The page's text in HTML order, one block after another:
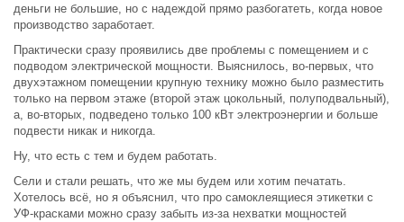
деньги не большие, но с надеждой прямо разбогатеть, когда новое
производство заработает.
Практически сразу проявились две проблемы с помещением и с
подводом электрической мощности. Выяснилось, во-первых, что
двухэтажном помещении крупную технику можно было разместить
только на первом этаже (второй этаж цокольный, полуподвальный),
а, во-вторых, подведено только 100 кВт электроэнергии и больше
подвести никак и никогда.
Ну, что есть с тем и будем работать.
Сели и стали решать, что же мы будем или хотим печатать.
Хотелось всё, но я объяснил, что про самоклеящиеся этикетки с
УФ-красками можно сразу забыть из-за нехватки мощностей